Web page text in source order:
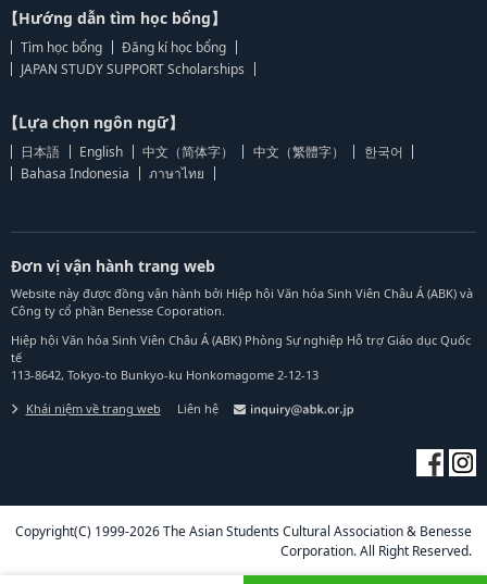
【Hướng dẫn tìm học bổng】
Tìm học bổng
Đăng kí học bổng
JAPAN STUDY SUPPORT Scholarships
【Lựa chọn ngôn ngữ】
日本語 English 中文（简体字） 中文（繁體字）
한국어
Bahasa Indonesia
ภาษาไทย
Đơn vị vận hành trang web
Website này được đồng vận hành bởi Hiệp hội Văn hóa Sinh Viên Châu Á (ABK) và
Công ty cổ phần Benesse Coporation.
Hiệp hội Văn hóa Sinh Viên Châu Á (ABK) Phòng Sự nghiệp Hỗ trợ Giáo dục Quốc
tế
113-8642, Tokyo-to Bunkyo-ku Honkomagome 2-12-13
Khái niệm về trang web Liên hệ
Copyright(C) 1999-2026 The Asian Students Cultural Association & Benesse
Corporation. All Right Reserved.